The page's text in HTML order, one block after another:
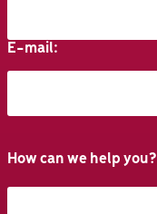
E-mail:
How can we help you?